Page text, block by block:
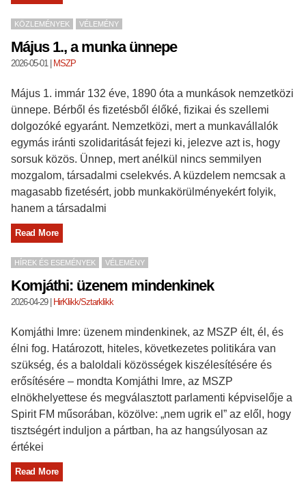
KÖZLEMÉNYEK VÉLEMÉNY
Május 1., a munka ünnepe
2026-05-01 MSZP
Május 1. immár 132 éve, 1890 óta a munkások nemzetközi
ünnepe. Bérből és fizetésből élőké, fizikai és szellemi
dolgozóké egyaránt. Nemzetközi, mert a munkavállalók
egymás iránti szolidaritását fejezi ki, jelezve azt is, hogy
sorsuk közös. Ünnep, mert anélkül nincs semmilyen
mozgalom, társadalmi cselekvés. A küzdelem nemcsak a
magasabb fizetésért, jobb munkakörülményekért folyik,
hanem a társadalmi
Read More
HÍREK ÉS ESEMÉNYEK VÉLEMÉNY
Komjáthi: üzenem mindenkinek
2026-04-29| HirKlikk/Sztarklikk
Komjáthi Imre: üzenem mindenkinek, az MSZP élt, él, és
élni fog. Határozott, hiteles, következetes politikára van
szükség, és a baloldali közösségek kiszélesítésére és
erősítésére – mondta Komjáthi Imre, az MSZP
elnökhelyettese és megválasztott parlamenti képviselője a
Spirit FM műsorában, közölve: „nem ugrik el” az elől, hogy
tisztségért induljon a pártban, ha az hangsúlyosan az
értékei
Read More